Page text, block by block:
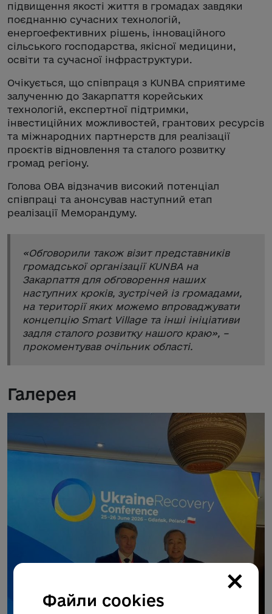
підвищення якості життя в громадах завдяки
поєднанню сучасних технологій,
енергоефективних рішень, інноваційного
сільського господарства, якісної медицини,
освіти та сучасної інфраструктури.
Очікується, що співпраця з KUNBA сприятиме
залученню до Закарпаття корейських
технологій, експертної підтримки,
інвестиційних можливостей, грантових ресурсів
та міжнародних партнерств для реалізації
проєктів відновлення та сталого розвитку
громад регіону.
Голова ОВА відзначив високий потенціал
співпраці та анонсував наступний етап
реалізації Меморандуму.
«Обговорили також візит представників
громадської організації KUNBA на
Закарпаття для обговорення наших
наступних кроків, зустрічей із громадами,
на території яких можемо впроваджувати
концепцію Smart Village та інші ініціативи
задля сталого розвитку нашого краю», –
прокоментував очільник області.
Галерея
×
Файли cookies